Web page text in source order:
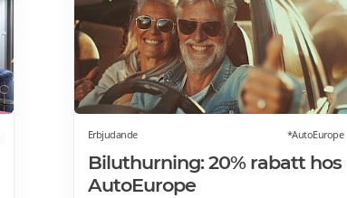
Erbjudande *AutoEurope
Biluthurning: 20% rabatt hos
AutoEurope